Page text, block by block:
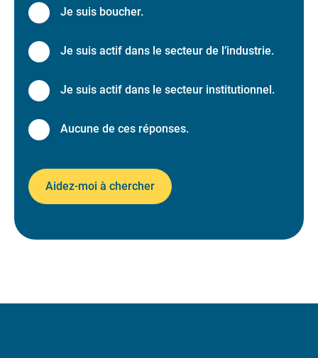
Je suis boucher.
Je suis actif dans le secteur de l’industrie.
Je suis actif dans le secteur institutionnel.
Aucune de ces réponses.
Aidez-moi à chercher